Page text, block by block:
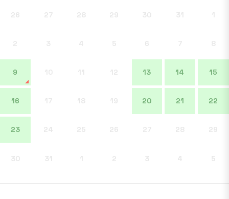
9 13 14 15
16 20 21 22
23